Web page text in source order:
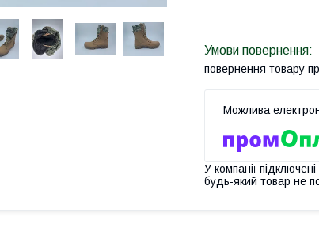
повернення товару
У компанії
будь-який товар не